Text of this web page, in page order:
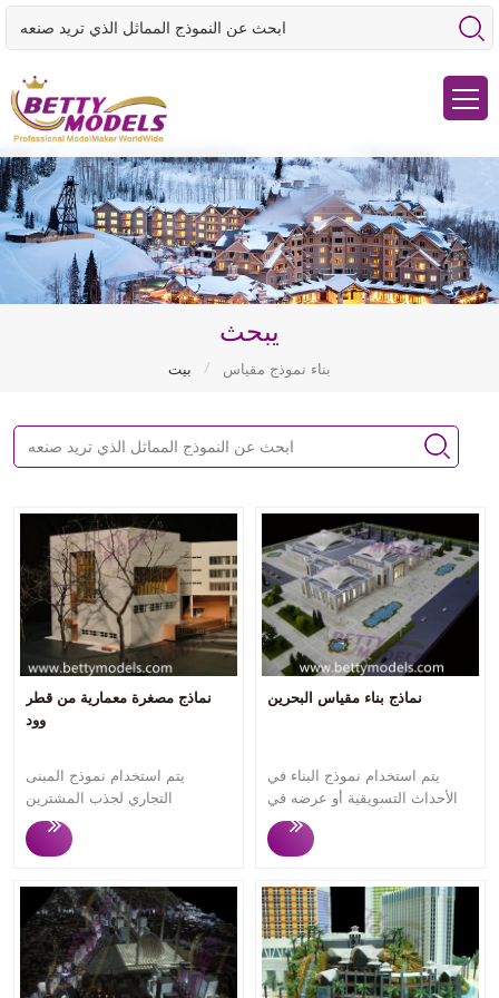
يبحث
بيت / بناء نموذج مقياس
نماذج مصغرة معمارية من قطر
وود
يتم استخدام نموذج المبنى
التجاري لجذب المشترين
والمستثمرين المحتملين في
الأحداث التسويقية أو المعارض
فهم مفهوم التصميم والهيكل
والوظيفة وما إلى ذلك للمبنى
التجاري . تركز Betty Models على
تخصيص نماذج المباني التجارية
عالية الجودة لأكثر من 12 عامًا.
نماذج بناء مقياس البحرين
يتم استخدام نموذج البناء في
الأحداث التسويقية أو عرضه في
مكتب مبيعات العقارات لجذب
مشتري ومستثمري المساكن
فهم ما سيشترونه بمجرد النظر
إلى نماذج البناء . تركز Betty
Models على تخصيص نماذج بناء
عالية الجودة لأكثر من 12 عامًا.
الاستجابة السريعة والتواصل